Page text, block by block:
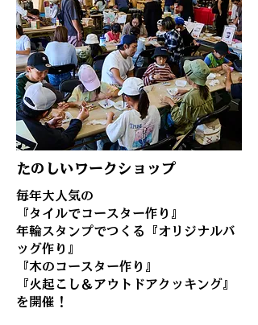
たのしいワークショップ
毎年大人気の
『タイルでコースター作り』
年輪スタンプでつくる『オリジナルバ
ッグ作り』
『木のコースター作り』
『火起こし＆アウトドアクッキング』
を開催！